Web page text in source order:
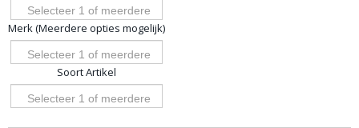
Selecteer 1 of meerdere
opties
Merk (Meerdere opties mogelijk)
Selecteer 1 of meerdere
opties
Soort Artikel
Selecteer 1 of meerdere